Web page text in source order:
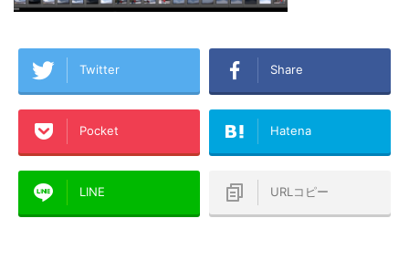
Twitter Share
Pocket Hatena
LINE URLコピー